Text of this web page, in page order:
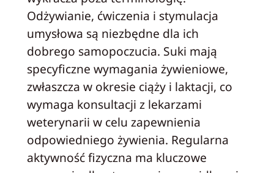
Odżywianie, ćwiczenia i stymulacja
umysłowa są niezbędne dla ich
dobrego samopoczucia. Suki mają
specyficzne wymagania żywieniowe,
zwłaszcza w okresie ciąży i laktacji, co
wymaga konsultacji z lekarzami
weterynarii w celu zapewnienia
odpowiedniego żywienia. Regularna
aktywność fizyczna ma kluczowe